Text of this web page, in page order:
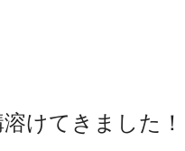
けてきました！